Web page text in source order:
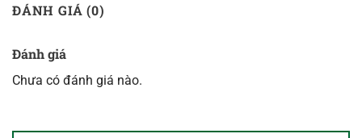
ĐÁNH GIÁ (0)
Đánh giá
Chưa có đánh giá nào.